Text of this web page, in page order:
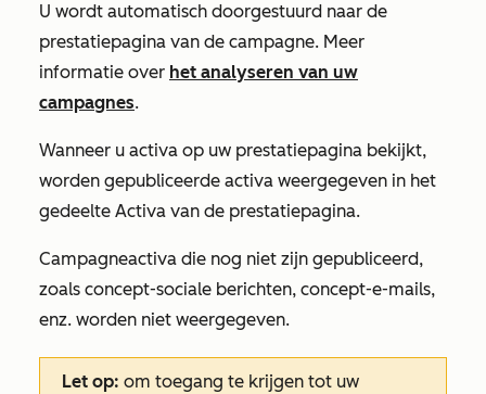
U wordt automatisch doorgestuurd naar de
prestatiepagina van de campagne. Meer
informatie over het analyseren van uw
campagnes.
Wanneer u activa op uw prestatiepagina bekijkt,
worden gepubliceerde activa weergegeven in het
gedeelte Activa van de prestatiepagina.
Campagneactiva die nog niet zijn gepubliceerd,
zoals concept-sociale berichten, concept-e-mails,
enz. worden niet weergegeven.
Let op: om toegang te krijgen tot uw